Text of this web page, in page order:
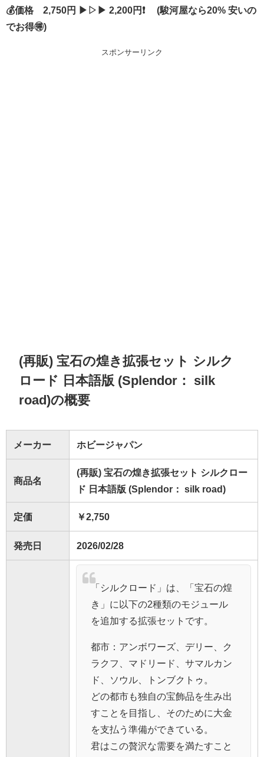
💰価格 2,750円 ▶▷▶ 2,200円❗ (駿河屋なら20% 安いの
でお得🉐)
スポンサーリンク
(再販) 宝石の煌き拡張セット シルク
ロード 日本語版 (Splendor： silk
road)の概要
メーカー ホビージャパン
商品名
(再販) 宝石の煌き拡張セット シルクロー
ド 日本語版 (Splendor： silk road)
定価 ￥2,750
発売日 2026/02/28
「シルクロード」は、「宝石の煌
き」に以下の2種類のモジュール
を追加する拡張セットです。
都市：アンボワーズ、デリー、ク
ラクフ、マドリード、サマルカン
ド、ソウル、トンブクトゥ。
どの都市も独自の宝飾品を生み出
すことを目指し、そのために大金
を支払う準備ができている。
君はこの贅沢な需要を満たすこと